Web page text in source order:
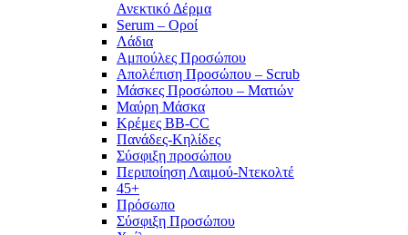
Ανεκτικό Δέρμα
Serum – Οροί
Λάδια
Αμπούλες Προσώπου
Απολέπιση Προσώπου – Scrub
Μάσκες Προσώπου – Ματιών
Μαύρη Μάσκα
Κρέμες BB-CC
Πανάδες-Κηλίδες
Σύσφιξη προσώπου
Περιποίηση Λαιμού-Ντεκολτέ
45+
Πρόσωπο
Σύσφιξη Προσώπου